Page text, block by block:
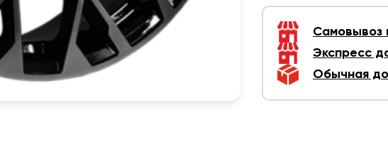
Самовывоз
Экспресс
Обычная